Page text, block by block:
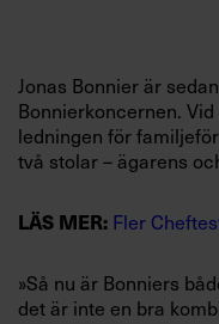
Villkor och policy
Sök
Jonas Bonnier är
Bonnierkoncernen.
ledningen för
två stolar – ägarens
LÄS MER: Fler
»Så nu är Bonniers
det är inte en bra